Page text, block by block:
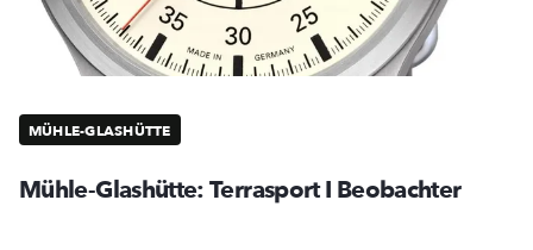
MÜHLE-GLASHÜTTE
Mühle-Glashütte: Terrasport I Beobachter